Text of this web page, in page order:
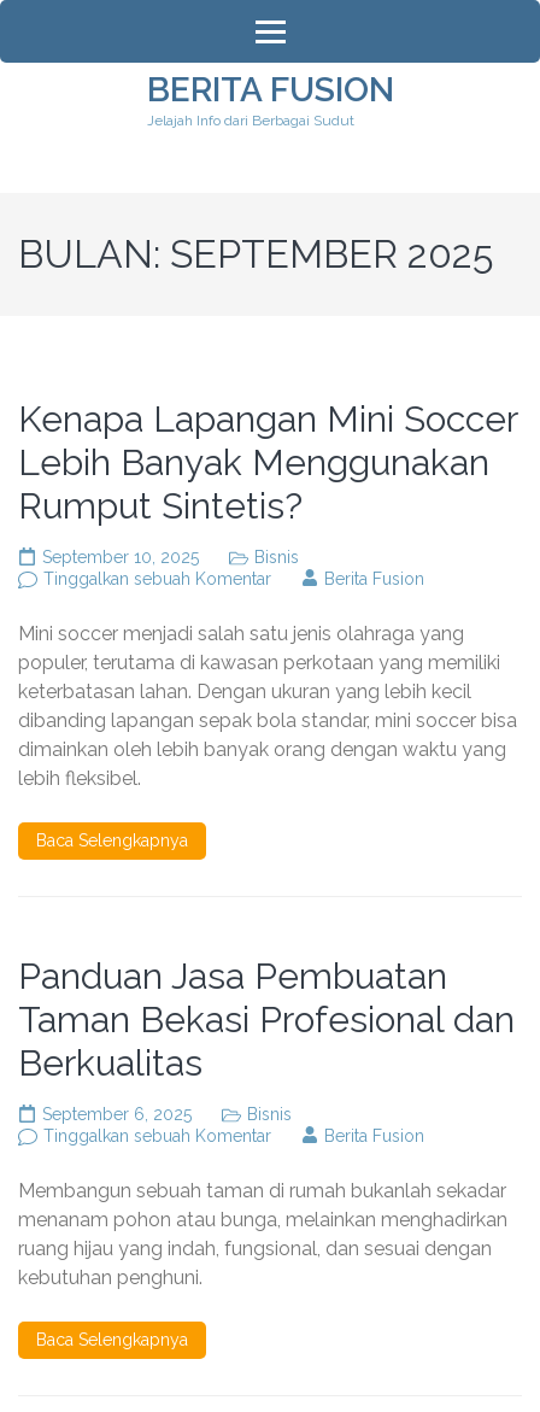
Lompat
konten
BERITA FUSION
Jelajah Info dari Berbagai Sudut
BULAN: SEPTEMBER 2025
Kenapa Lapangan Mini Soccer
Lebih Banyak Menggunakan
Rumput Sintetis?
September 10, 2025
Bisnis
Tinggalkan sebuah Komentarpada
Mini
Soccer
Lebih
Banyak
Menggunakan
Rumput
Sintetis?
Berita Fusion
Mini soccer menjadi salah satu jenis olahraga yang
populer, terutama di kawasan perkotaan yang memiliki
keterbatasan lahan. Dengan ukuran yang lebih kecil
dibanding lapangan sepak bola standar, mini soccer bisa
dimainkan oleh lebih banyak orang dengan waktu yang
lebih fleksibel.
Baca Selengkapnya
Panduan Jasa Pembuatan
Taman Bekasi Profesional dan
Berkualitas
September 6, 2025
Bisnis
Tinggalkan sebuah Komentarpada
Pembuatan
Taman
Bekasi
Profesional
Berita Fusion
Membangun sebuah taman di rumah bukanlah sekadar
menanam pohon atau bunga, melainkan menghadirkan
ruang hijau yang indah, fungsional, dan sesuai dengan
kebutuhan penghuni.
Baca Selengkapnya